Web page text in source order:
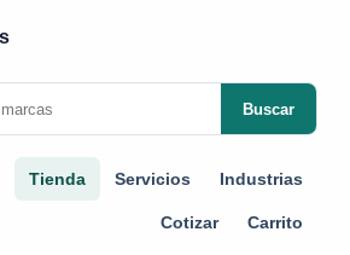
Buscar
Tienda Servicios Industrias
Cotizar Carrito